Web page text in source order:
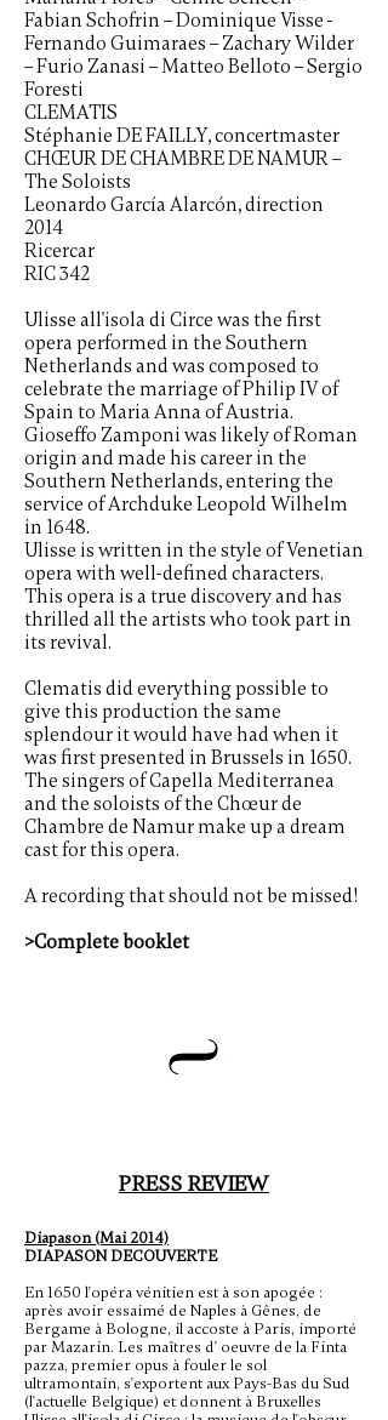
Fabian Schofrin – Dominique Visse -
Fernando Guimaraes – Zachary Wilder
– Furio Zanasi – Matteo Belloto – Sergio
Foresti
CLEMATIS
Stéphanie DE FAILLY, concertmaster
CHŒUR DE CHAMBRE DE NAMUR –
The Soloists
Leonardo García Alarcón, direction
2014
Ricercar
RIC 342
Ulisse all'isola di Circe was the first
opera performed in the Southern
Netherlands and was composed to
celebrate the marriage of Philip IV of
Spain to Maria Anna of Austria.
Gioseffo Zamponi was likely of Roman
origin and made his career in the
Southern Netherlands, entering the
service of Archduke Leopold Wilhelm
in 1648.
Ulisse is written in the style of Venetian
opera with well-defined characters.
This opera is a true discovery and has
thrilled all the artists who took part in
its revival.
Clematis did everything possible to
give this production the same
splendour it would have had when it
was first presented in Brussels in 1650.
The singers of Capella Mediterranea
and the soloists of the Chœur de
Chambre de Namur make up a dream
cast for this opera.
A recording that should not be missed!
>Complete booklet
PRESS REVIEW
Diapason (Mai 2014)
DIAPASON DECOUVERTE
En 1650 l'opéra vénitien est à son apogée :
après avoir essaimé de Naples à Gênes, de
Bergame à Bologne, il accoste à Paris, importé
par Mazarin. Les maîtres d' oeuvre de la Finta
pazza, premier opus à fouler le sol
ultramontain, s'exportent aux Pays-Bas du Sud
(l'actuelle Belgique) et donnent à Bruxelles